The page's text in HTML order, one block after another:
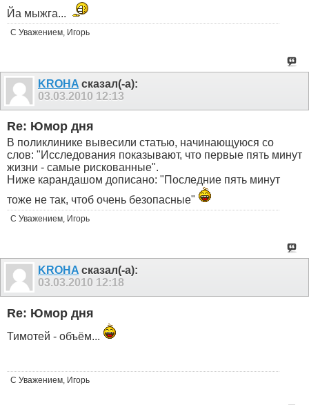
Йа мыжга...
С Уважением, Игорь
KROHA сказал(-а):
03.03.2010 12:13
Re: Юмор дня
В поликлинике вывесили статью, начинающуюся со
слов: "Исследования показывают, что первые пять минут
жизни - самые рискованные".
Ниже карандашом дописано: "Последние пять минут
тоже не так, чтоб очень безопасные"
С Уважением, Игорь
KROHA сказал(-а):
03.03.2010 12:18
Re: Юмор дня
Тимотей - объём...
С Уважением, Игорь